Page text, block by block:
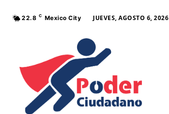
22.8 C Mexico City JUEVES, AGOSTO 6, 2026